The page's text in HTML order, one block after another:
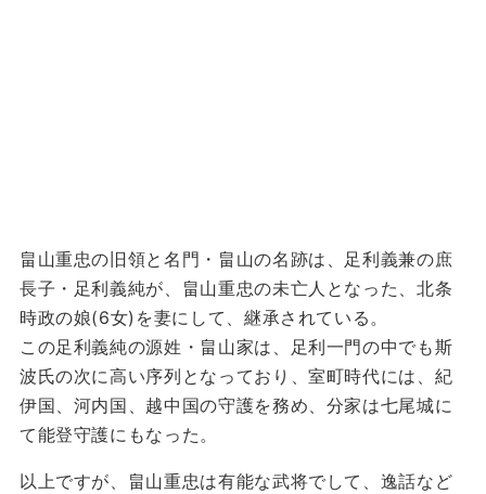
畠山重忠の旧領と名門・畠山の名跡は、足利義兼の庶
長子・足利義純が、畠山重忠の未亡人となった、北条
時政の娘(6女)を妻にして、継承されている。
この足利義純の源姓・畠山家は、足利一門の中でも斯
波氏の次に高い序列となっており、室町時代には、紀
伊国、河内国、越中国の守護を務め、分家は七尾城に
て能登守護にもなった。
以上ですが、畠山重忠は有能な武将でして、逸話など